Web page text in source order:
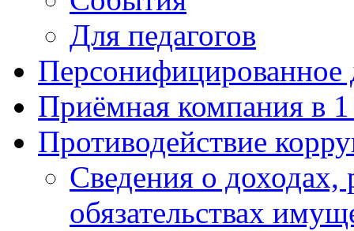
Для педагогов
Персонифицированное
Приёмная компания в 1
Противодействие
Сведения о доходах,
обязательствах